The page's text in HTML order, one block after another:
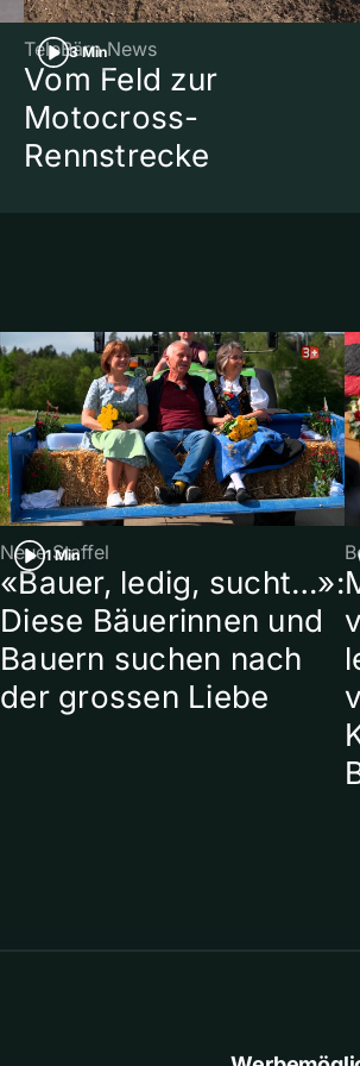
3 Min
TeleBärn News
Vom Feld zur
Motocross-
Rennstrecke
1 Min
Neue Staffel
«Bauer, ledig, sucht…»:
Diese Bäuerinnen und
Bauern suchen nach
der grossen Liebe